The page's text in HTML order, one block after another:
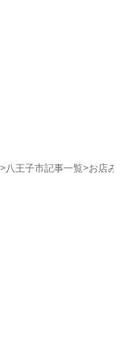
>八王子市記事一覧>お店み